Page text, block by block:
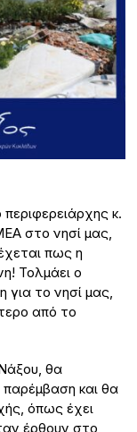
κ.
στο νησί μας,
πως η
Τολμάει ο
για το νησί μας,
από το
θα
παρέμβαση και θα
όπως έχει
έρθουν στο